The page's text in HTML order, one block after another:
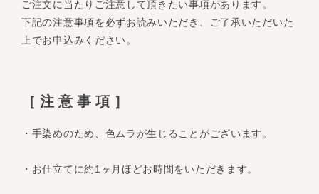
ご注文に当たりご注意して頂きたい事項があります。
下記の注意事項を必ずお読みいただき、ご了承いただいた
上でお申込みください。
［注意事項］
・手染めのため、色ムラが生じることがございます。
・お仕立てに約1ヶ月ほどお時間をいただきます。